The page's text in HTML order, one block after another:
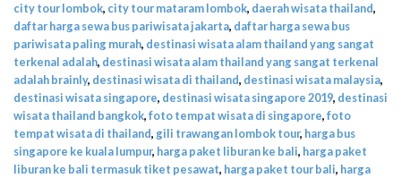
city tour lombok, city tour mataram lombok, daerah wisata thailand,
daftar harga sewa bus pariwisata jakarta, daftar harga sewa bus
pariwisata paling murah, destinasi wisata alam thailand yang sangat
terkenal adalah, destinasi wisata alam thailand yang sangat terkenal
adalah brainly, destinasi wisata di thailand, destinasi wisata malaysia,
destinasi wisata singapore, destinasi wisata singapore 2019, destinasi
wisata thailand bangkok,foto tempat wisata di singapore,foto
tempat wisata di thailand,gili trawangan lombok tour, harga bus
singapore ke kuala lumpur, harga paket liburan ke bali, harga paket
liburan ke bali termasuk tiket pesawat, harga paket tour bali, harga